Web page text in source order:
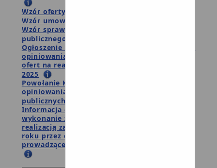
Wzór oferty realizacji zadania publicznego
Wzór umowy
Wzór sprawozdania z wykonania zadania
publicznego
Ogłoszenie naboru do komisji konkursowej do
opiniowania ofert w otwartym konkursie
ofert na realizację zdań publicznych w roku
2025
Powołanie Komisji Konkursowej ds.
opiniowania ofert na realizację zadań
publicznych w 2025 r.
Informacja o wynikach wyboru ofert na
wykonanie zadania publicznego związanego z
realizacją zadań samorządu gminnego w 2025
roku przez organizacje i podmioty
prowadzące działalność pożytku publicznego